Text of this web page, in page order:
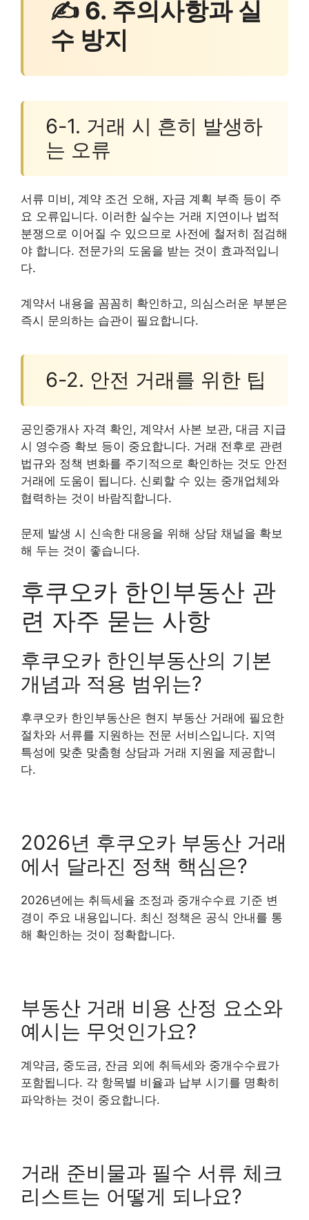
✍ 6. 주의사항과 실
수 방지
6-1. 거래 시 흔히 발생하
는 오류
서류 미비, 계약 조건 오해, 자금 계획 부족 등이 주
요 오류입니다. 이러한 실수는 거래 지연이나 법적
분쟁으로 이어질 수 있으므로 사전에 철저히 점검해
야 합니다. 전문가의 도움을 받는 것이 효과적입니
다.
계약서 내용을 꼼꼼히 확인하고, 의심스러운 부분은
즉시 문의하는 습관이 필요합니다.
6-2. 안전 거래를 위한 팁
공인중개사 자격 확인, 계약서 사본 보관, 대금 지급
시 영수증 확보 등이 중요합니다. 거래 전후로 관련
법규와 정책 변화를 주기적으로 확인하는 것도 안전
거래에 도움이 됩니다. 신뢰할 수 있는 중개업체와
협력하는 것이 바람직합니다.
문제 발생 시 신속한 대응을 위해 상담 채널을 확보
해 두는 것이 좋습니다.
후쿠오카 한인부동산 관
련 자주 묻는 사항
후쿠오카 한인부동산의 기본
개념과 적용 범위는?
후쿠오카 한인부동산은 현지 부동산 거래에 필요한
절차와 서류를 지원하는 전문 서비스입니다. 지역
특성에 맞춘 맞춤형 상담과 거래 지원을 제공합니
다.
2026년 후쿠오카 부동산 거래
에서 달라진 정책 핵심은?
2026년에는 취득세율 조정과 중개수수료 기준 변
경이 주요 내용입니다. 최신 정책은 공식 안내를 통
해 확인하는 것이 정확합니다.
부동산 거래 비용 산정 요소와
예시는 무엇인가요?
계약금, 중도금, 잔금 외에 취득세와 중개수수료가
포함됩니다. 각 항목별 비율과 납부 시기를 명확히
파악하는 것이 중요합니다.
거래 준비물과 필수 서류 체크
리스트는 어떻게 되나요?